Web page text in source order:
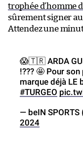
trophée d’homme
sûrement signer au
Attendez une
😱🇹🇷 ARDA
!??? 🤩 Pour
marque déjà LE
#TURGEO
— beIN SPORTS
2024